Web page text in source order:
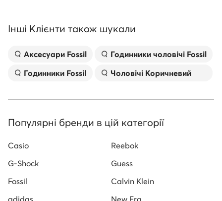
Інші Клієнти також шукали
Аксесуари Fossil
Годинники Fossil
Годинники чоловічі Fossil
Чоловічі Коричневий
Популярні бренди в цій категорії
Casio
Reebok
G-Shock
Guess
Fossil
Calvin Klein